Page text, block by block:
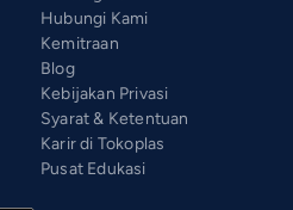
Hubungi Kami
Kemitraan
Blog
Kebijakan Privasi
Syarat & Ketentuan
Karir di Tokoplas
Pusat Edukasi